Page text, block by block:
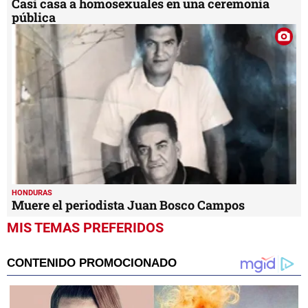
Casi casa a homosexuales en una ceremonia
pública
HONDURAS
Muere el periodista Juan Bosco Campos
MIS TEMAS PREFERIDOS